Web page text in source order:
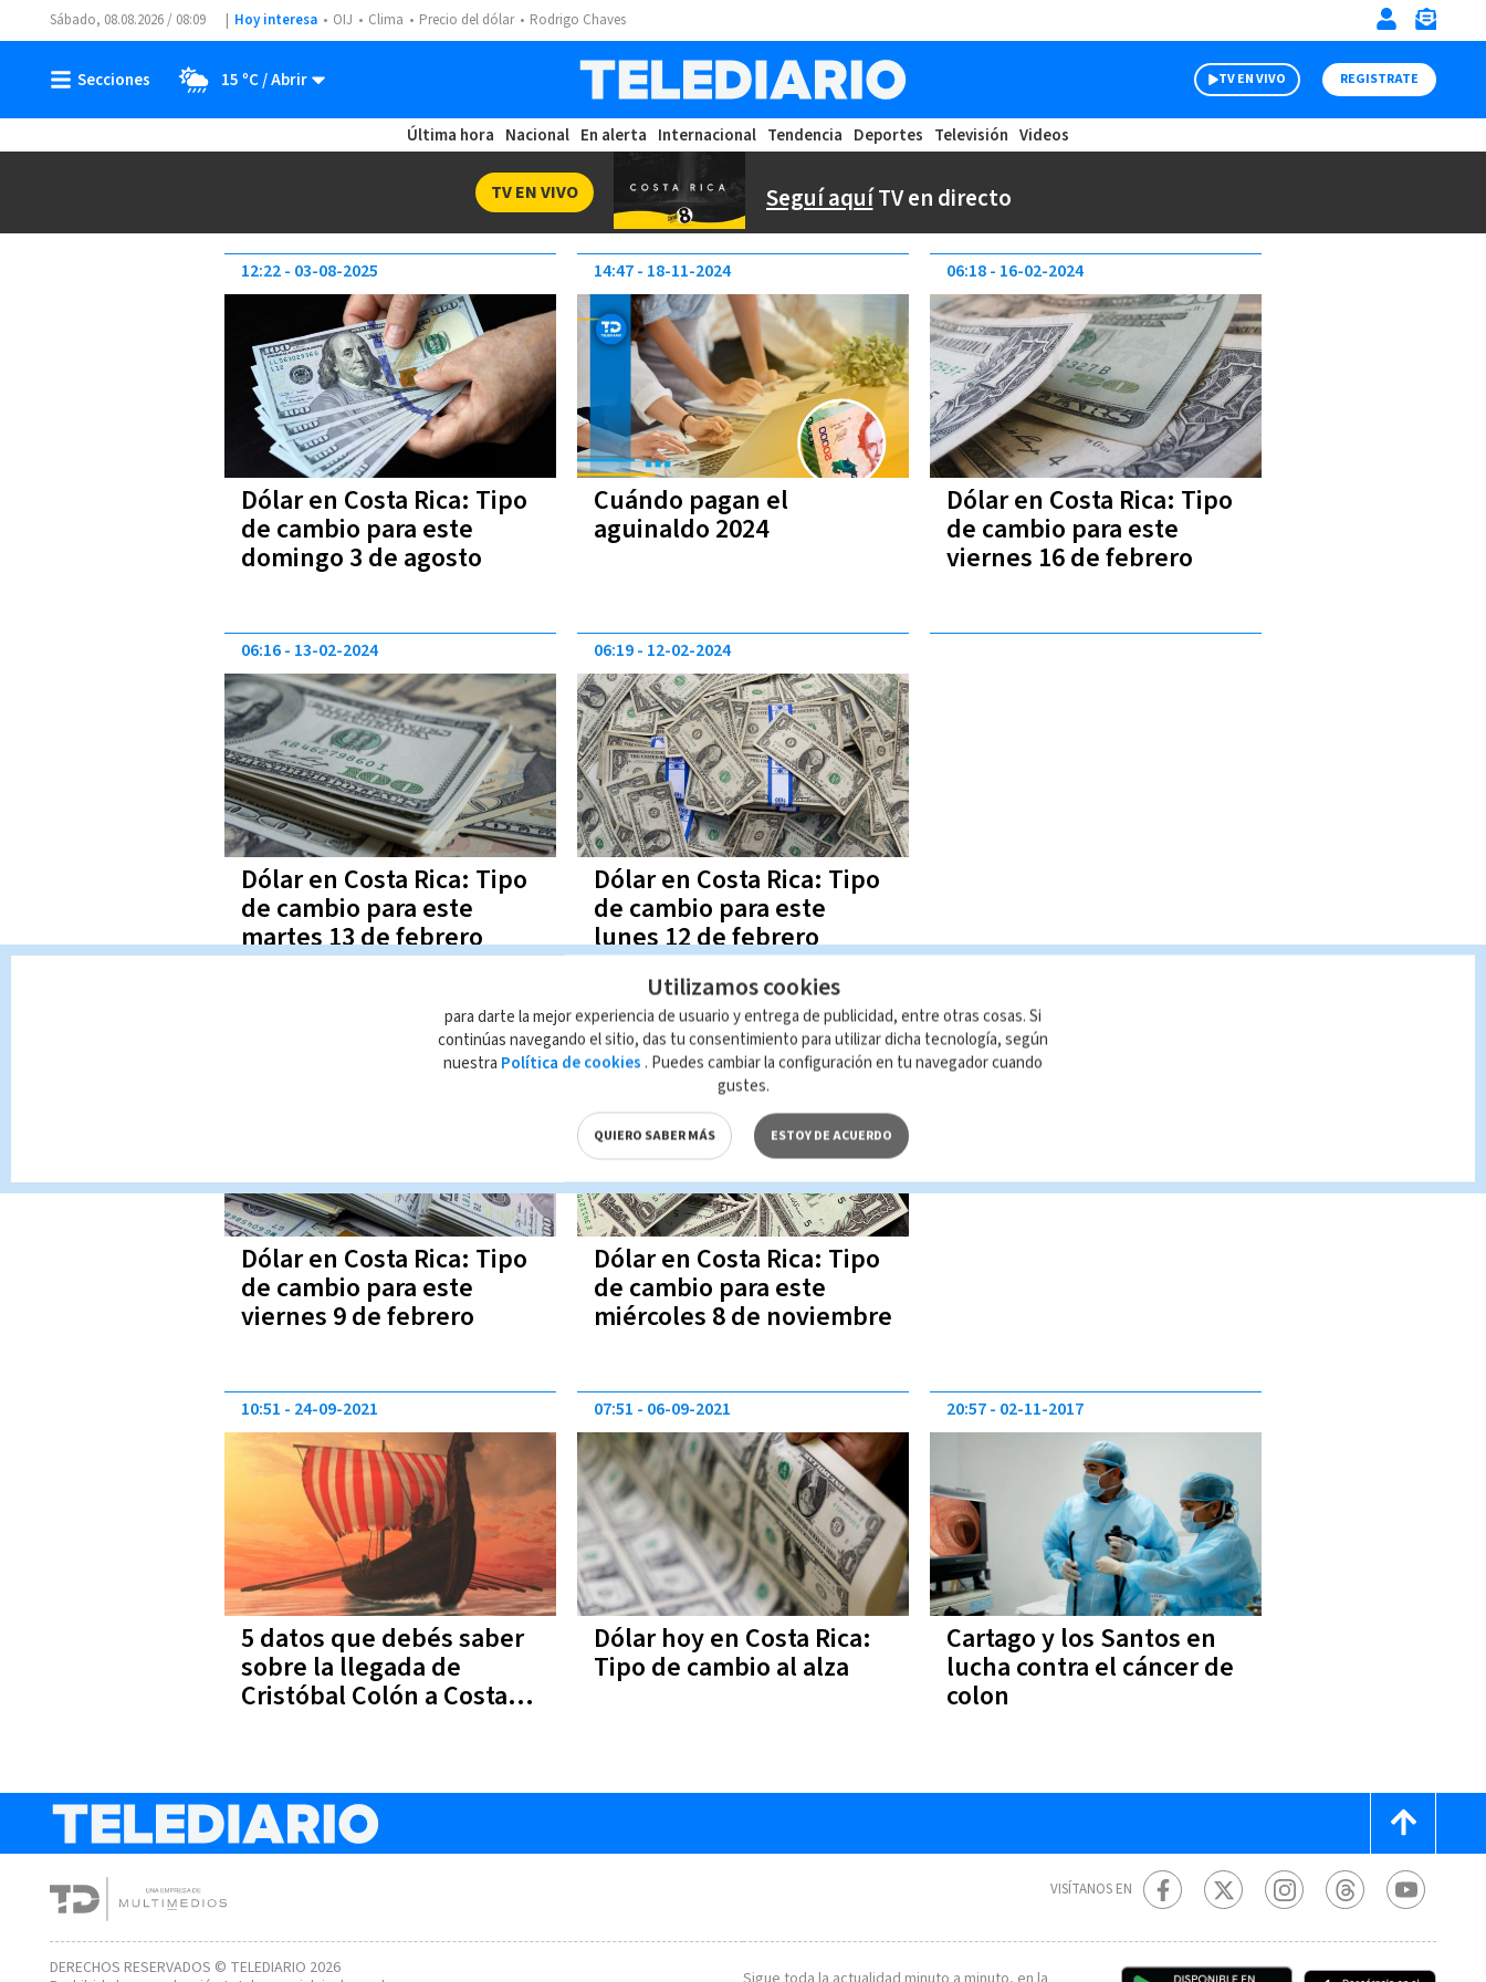
Sábado, 08.08.2026 / 08:09 Hoy interesa OIJ Clima Precio del dólar Rodrigo Chaves
15 ºC TV EN VIVO REGISTRATE
Última hora Nacional En alerta Internacional Tendencia Deportes Televisión Videos
Seguí aquíTV en directo
TV EN VIVO
Dólar en Costa Rica: Tipo
de cambio para este
domingo 3 de agosto
12:22 03-08-2025
Cuándo pagan el
aguinaldo 2024
14:47 18-11-2024
Dólar en Costa Rica: Tipo
de cambio para este
viernes 16 de febrero
06:18 16-02-2024
Dólar en Costa Rica: Tipo
de cambio para este
martes 13 de febrero
06:16 13-02-2024
Dólar en Costa Rica: Tipo
de cambio para este
lunes 12 de febrero
06:19 12-02-2024
Dólar en Costa Rica: Tipo
de cambio para este
viernes 9 de febrero
Dólar en Costa Rica: Tipo
de cambio para este
miércoles 8 de noviembre
05:47 08-11-2023
5 datos que debés saber
sobre la llegada de
Cristóbal Colón a Costa
10:51 24-09-2021
Dólar hoy en Costa Rica:
Tipo de cambio al alza
07:51 06-09-2021
Cartago y los Santos en
lucha contra el cáncer de
colon
20:57 02-11-2017
DERECHOS RESERVADOS © TELEDIARIO 2026
VISÍTANOS EN
Utilizamos cookies
para darte la mejor experiencia de usuario y entrega de publicidad, entre otras cosas. Si
continúas navegando el sitio, das tu consentimiento para utilizar dicha tecnología, según
nuestra Política de cookies . Puedes cambiar la configuración en tu navegador cuando
gustes.
QUIERO SABER MÁS ESTOY DE ACUERDO